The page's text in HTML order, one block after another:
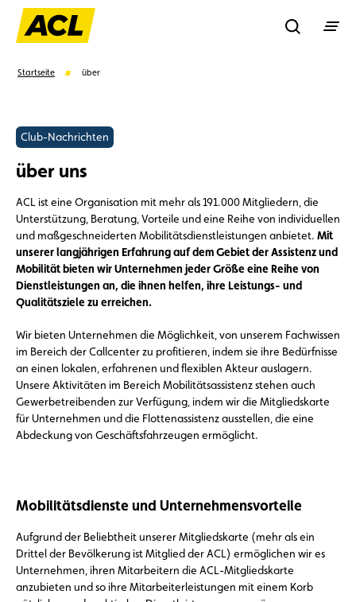
Rechercher
Vorschläge
Vorteile Call Center Veranstaltungen
Startseite über
Club-Nachrichten
über uns
ACL ist eine Organisation mit mehr als 191.000 Mitgliedern, die
Unterstützung, Beratung, Vorteile und eine Reihe von individuellen
und maßgeschneiderten Mobilitätsdienstleistungen anbietet. Mit
unserer langjährigen Erfahrung auf dem Gebiet der Assistenz und
Mobilität bieten wir Unternehmen jeder Größe eine Reihe von
Dienstleistungen an, die ihnen helfen, ihre Leistungs- und
Qualitätsziele zu erreichen.
Wir bieten Unternehmen die Möglichkeit, von unserem Fachwissen
im Bereich der Callcenter zu profitieren, indem sie ihre Bedürfnisse
an einen lokalen, erfahrenen und flexiblen Akteur auslagern.
Unsere Aktivitäten im Bereich Mobilitätsassistenz stehen auch
Gewerbetreibenden zur Verfügung, indem wir die Mitgliedskarte
für Unternehmen und die Flottenassistenz ausstellen, die eine
Abdeckung von Geschäftsfahrzeugen ermöglicht.
Mobilitätsdienste und Unternehmensvorteile
Aufgrund der Beliebtheit unserer Mitgliedskarte (mehr als ein
Drittel der Bevölkerung ist Mitglied der ACL) ermöglichen wir es
Unternehmen, ihren Mitarbeitern die ACL-Mitgliedskarte
anzubieten und so ihre Mitarbeiterleistungen mit einem Korb